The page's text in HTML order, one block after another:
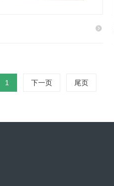
1 下一页 尾页